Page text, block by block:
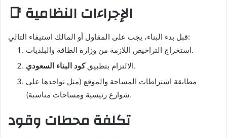
📑 الإجراءات النظامية
قبل بدء البناء، يجب على المقاول أو المالك استيفاء التالي:
استخراج التراخيص اللازمة من وزارة الطاقة والبلديات.
الالتزام بتطبيقكود البناء السعودي
.
مطابقة اشتراطات المساحة والموقع (مثل تواجدها على
شوارع رئيسية ومساحات مناسبة).
تكلفة محطات وقود